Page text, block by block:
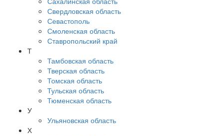
Свердловская область
Севастополь
Смоленская область
Ставропольский край
Т
Тамбовская область
Тверская область
Томская область
Тульская область
Тюменская область
У
Ульяновская область
Х